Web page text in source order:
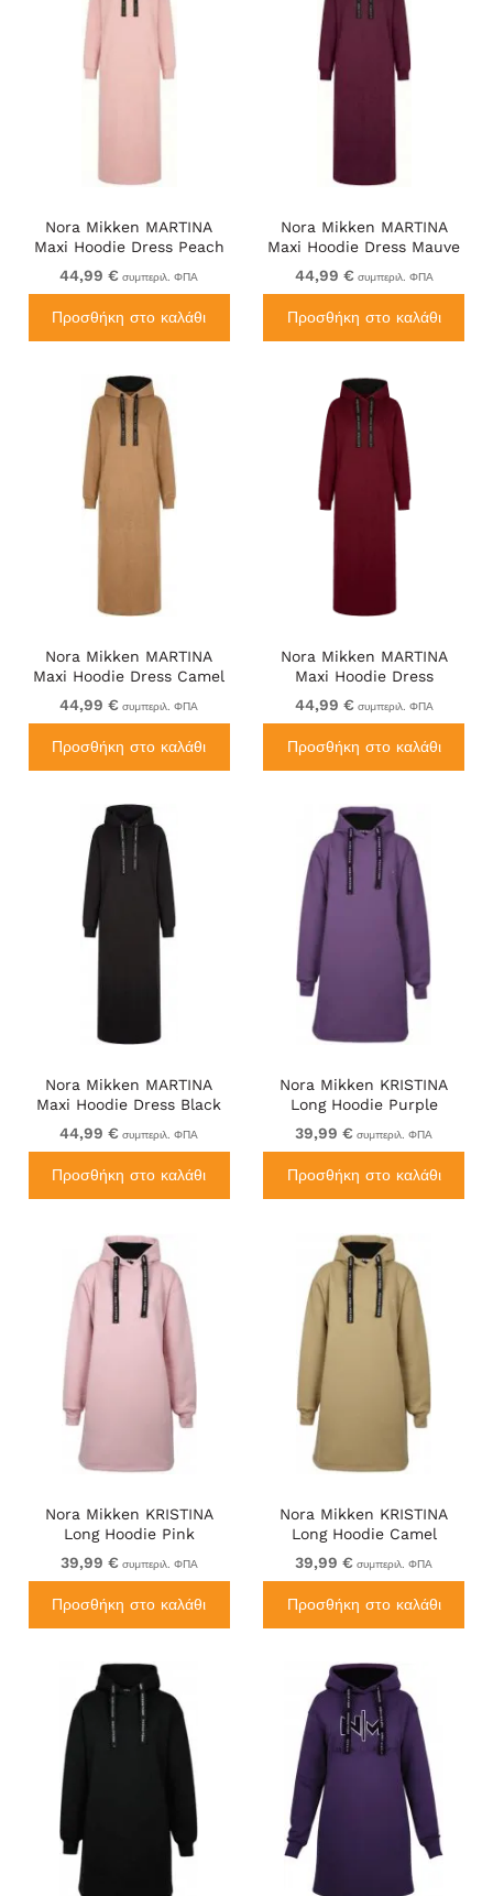
Nora Mikken MARTINA
Maxi Hoodie Dress Peach
Whip
44,99 € συμπεριλ. ΦΠΑ
Προσθήκη στο καλάθι
Nora Mikken MARTINA
Maxi Hoodie Dress Mauve
Wine
44,99 € συμπεριλ. ΦΠΑ
Προσθήκη στο καλάθι
Nora Mikken MARTINA
Maxi Hoodie Dress Camel
44,99 € συμπεριλ. ΦΠΑ
Προσθήκη στο καλάθι
Nora Mikken MARTINA
Maxi Hoodie Dress
Burgundy
44,99 € συμπεριλ. ΦΠΑ
Προσθήκη στο καλάθι
Nora Mikken MARTINA
Maxi Hoodie Dress Black
44,99 € συμπεριλ. ΦΠΑ
Προσθήκη στο καλάθι
Nora Mikken KRISTINA
Long Hoodie Purple
39,99 € συμπεριλ. ΦΠΑ
Προσθήκη στο καλάθι
Nora Mikken KRISTINA
Long Hoodie Pink
39,99 € συμπεριλ. ΦΠΑ
Προσθήκη στο καλάθι
Nora Mikken KRISTINA
Long Hoodie Camel
39,99 € συμπεριλ. ΦΠΑ
Προσθήκη στο καλάθι